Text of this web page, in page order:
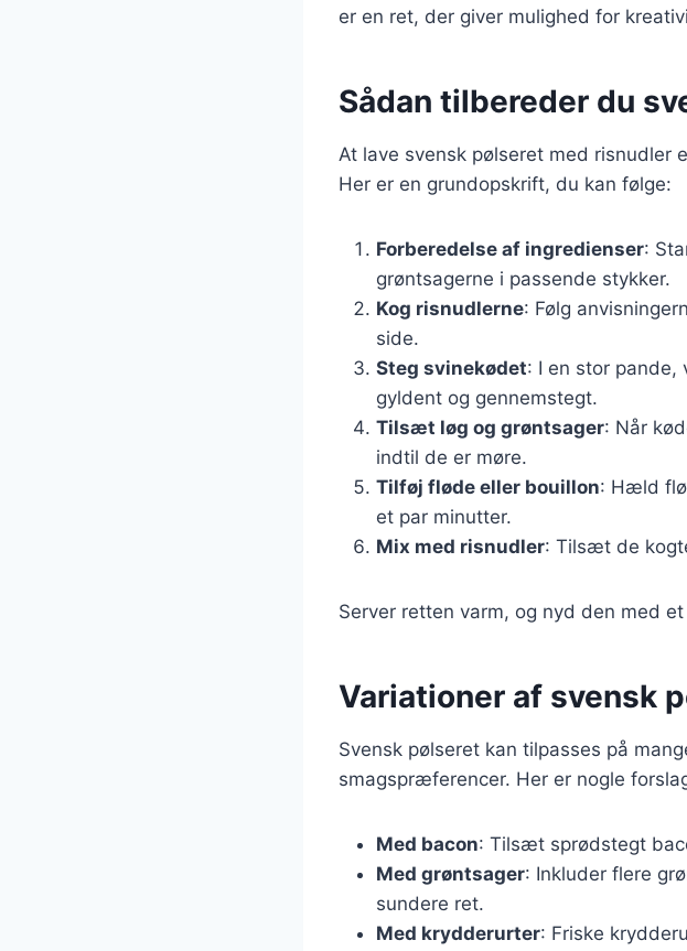
er en ret, der giver mulighed for
Sådan tilbereder du
At lave svensk pølseret med risnudler
Her er en grundopskrift, du kan følge:
Forberedelse af ingredienser:
grøntsagerne i passende stykker.
Kog risnudlerne: Følg
side.
Steg svinekødet: I en stor pande,
gyldent og gennemstegt.
Tilsæt løg og grøntsager: Når
indtil de er møre.
Tilføj fløde eller bouillon: Hæld
et par minutter.
Mix med risnudler: Tilsæt de
Server retten varm, og nyd den med
Variationer af svensk
Svensk pølseret kan tilpasses på
smagspræferencer. Her er nogle
Med bacon: Tilsæt sprødstegt
Med grøntsager: Inkluder flere
sundere ret.
Med krydderurter: Friske